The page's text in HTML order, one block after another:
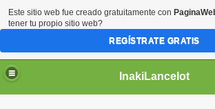
InakiLancelot
Este sitio web fue creado gratuitamente con
tener tu propio sitio web?
REGÍSTRATE GRATIS